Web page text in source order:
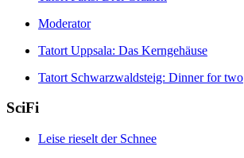
Moderator
Tatort Uppsala: Das Kerngehäuse
Tatort Schwarzwaldsteig: Dinner for two
SciFi
Leise rieselt der Schnee